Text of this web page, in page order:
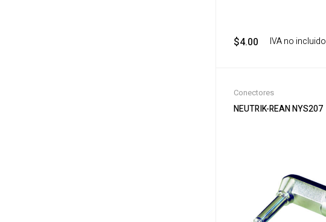
$4.00 ‎ ‎ ‎ IVA no incluido
Conectores
NEUTRIK-REAN NYS207